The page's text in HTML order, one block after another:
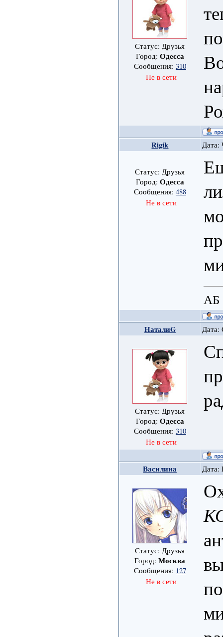
Статус: Друзья
Город: Одесса
Сообщения: 310
Не в сети
Rigik Дата:
Статус: Друзья
Город: Одесса
Сообщения: 488
Не в сети
АБ
НаталиG Дата:
Статус: Друзья
Город: Одесса
Сообщения: 310
Не в сети
Василина Дата:
Статус: Друзья
Город:Москва
Сообщения: 127
Не в сети